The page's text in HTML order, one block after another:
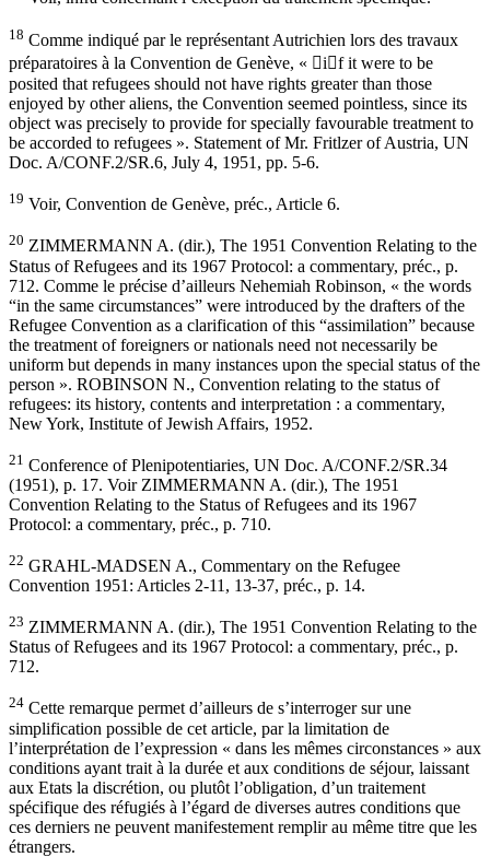
18 Comme indiqué par le représentant Autrichien lors des travaux
préparatoires à la Convention de Genève, « if it were to be
posited that refugees should not have rights greater than those
enjoyed by other aliens, the Convention seemed pointless, since its
object was precisely to provide for specially favourable treatment to
be accorded to refugees ». Statement of Mr. Fritlzer of Austria, UN
Doc. A/CONF.2/SR.6, July 4, 1951, pp. 5-6.
19 Voir, Convention de Genève, préc., Article 6.
20 ZIMMERMANN A. (dir.), The 1951 Convention Relating to the
Status of Refugees and its 1967 Protocol: a commentary, préc., p.
712. Comme le précise d’ailleurs Nehemiah Robinson, « the words
“in the same circumstances” were introduced by the drafters of the
Refugee Convention as a clarification of this “assimilation” because
the treatment of foreigners or nationals need not necessarily be
uniform but depends in many instances upon the special status of the
person ». ROBINSON N., Convention relating to the status of
refugees: its history, contents and interpretation : a commentary,
New York, Institute of Jewish Affairs, 1952.
21 Conference of Plenipotentiaries, UN Doc. A/CONF.2/SR.34
(1951), p. 17. Voir ZIMMERMANN A. (dir.), The 1951
Convention Relating to the Status of Refugees and its 1967
Protocol: a commentary, préc., p. 710.
22 GRAHL-MADSEN A., Commentary on the Refugee
Convention 1951: Articles 2-11, 13-37, préc., p. 14.
23 ZIMMERMANN A. (dir.), The 1951 Convention Relating to the
Status of Refugees and its 1967 Protocol: a commentary, préc., p.
712.
24 Cette remarque permet d’ailleurs de s’interroger sur une
simplification possible de cet article, par la limitation de
l’interprétation de l’expression « dans les mêmes circonstances » aux
conditions ayant trait à la durée et aux conditions de séjour, laissant
aux Etats la discrétion, ou plutôt l’obligation, d’un traitement
spécifique des réfugiés à l’égard de diverses autres conditions que
ces derniers ne peuvent manifestement remplir au même titre que les
étrangers.